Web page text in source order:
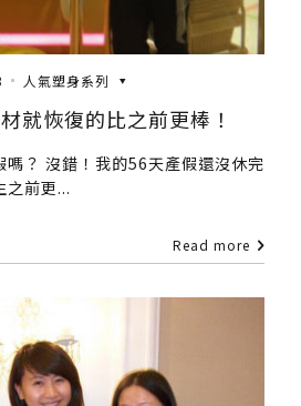
人氣塑身系列
就恢復的比之前更棒！
嗎？ 沒錯！我的56天產假還沒休完
之前更...
Read more